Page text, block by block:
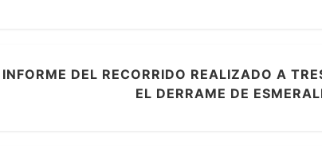
INFORME DEL RECORRIDO REALIZADO A
EL DERRAME DE